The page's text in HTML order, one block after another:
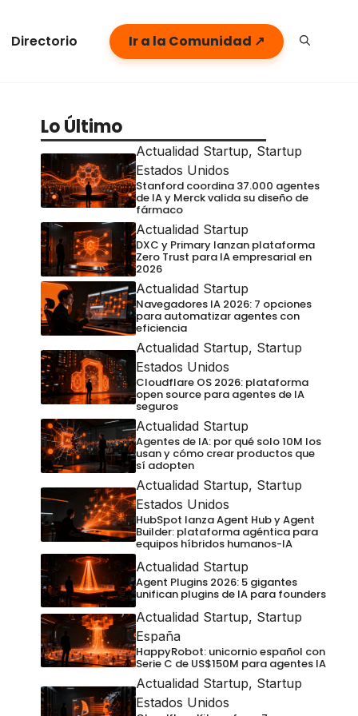
Directorio Ir a la Comunidad ↗
Lo Último
Actualidad Startup, Startup
Estados Unidos
Stanford coordina 37.000 agentes
de IA y Merck valida su diseño de
fármaco
Actualidad Startup
DXC y Primary lanzan plataforma
Zero Trust para IA empresarial en
2026
Actualidad Startup
Navegadores IA 2026: 7 opciones
para automatizar agentes con
eficiencia
Actualidad Startup, Startup
Estados Unidos
Cloudflare OS 2026: plataforma
open source para agentes de IA
seguros
Actualidad Startup
Agentes de IA: por qué solo 10M los
usan y cómo crear productos que
sí adopten
Actualidad Startup, Startup
Estados Unidos
HubSpot lanza Agent Hub y Agent
Builder: plataforma agéntica para
equipos híbridos humanos-IA
Actualidad Startup
Agent Plugins 2026: 5 gigantes
unifican plugins de IA para founders
Actualidad Startup, Startup
España
HappyRobot: unicornio español con
Serie C de US$150M para agentes IA
Actualidad Startup, Startup
Estados Unidos